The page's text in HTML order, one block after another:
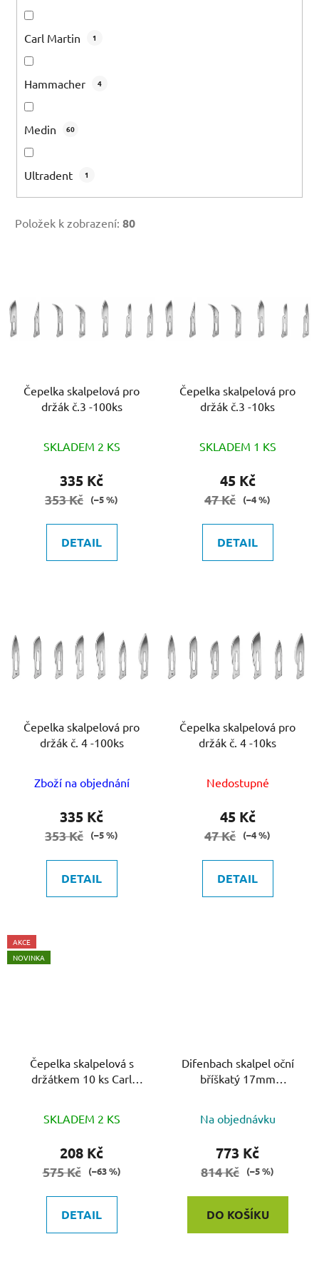
Carl Martin 1
Hammacher 4
Medin 60
Ultradent 1
Položek k zobrazení: 80
p
i
s
Čepelka skalpelová pro
držák č.3 -100ks
SKLADEM 2 KS
335 Kč
353 Kč (–5 %)
DETAIL
Čepelka skalpelová pro
držák č.3 -10ks
SKLADEM 1 KS
45 Kč
47 Kč (–4 %)
DETAIL
Čepelka skalpelová pro
držák č. 4 -100ks
Zboží na objednání
335 Kč
353 Kč (–5 %)
DETAIL
Čepelka skalpelová pro
držák č. 4 -10ks
Nedostupné
45 Kč
47 Kč (–4 %)
DETAIL
AKCE
NOVINKA
Čepelka skalpelová s
držátkem 10 ks Carl
SKLADEM 2 KS
208 Kč
575 Kč (–63 %)
DETAIL
Difenbach skalpel oční
bříškatý 17mm
Na objednávku
773 Kč
814 Kč (–5 %)
DO KOŠÍKU